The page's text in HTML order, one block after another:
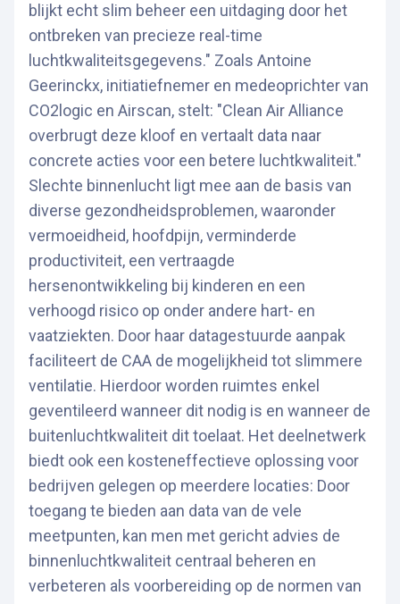
blijkt echt slim beheer een uitdaging door het
ontbreken van precieze real-time
luchtkwaliteitsgegevens." Zoals Antoine
Geerinckx, initiatiefnemer en medeoprichter van
CO2logic en Airscan, stelt: "Clean Air Alliance
overbrugt deze kloof en vertaalt data naar
concrete acties voor een betere luchtkwaliteit."
Slechte binnenlucht ligt mee aan de basis van
diverse gezondheidsproblemen, waaronder
vermoeidheid, hoofdpijn, verminderde
productiviteit, een vertraagde
hersenontwikkeling bij kinderen en een
verhoogd risico op onder andere hart- en
vaatziekten. Door haar datagestuurde aanpak
faciliteert de CAA de mogelijkheid tot slimmere
ventilatie. Hierdoor worden ruimtes enkel
geventileerd wanneer dit nodig is en wanneer de
buitenluchtkwaliteit dit toelaat. Het deelnetwerk
biedt ook een kosteneffectieve oplossing voor
bedrijven gelegen op meerdere locaties: Door
toegang te bieden aan data van de vele
meetpunten, kan men met gericht advies de
binnenluchtkwaliteit centraal beheren en
verbeteren als voorbereiding op de normen van